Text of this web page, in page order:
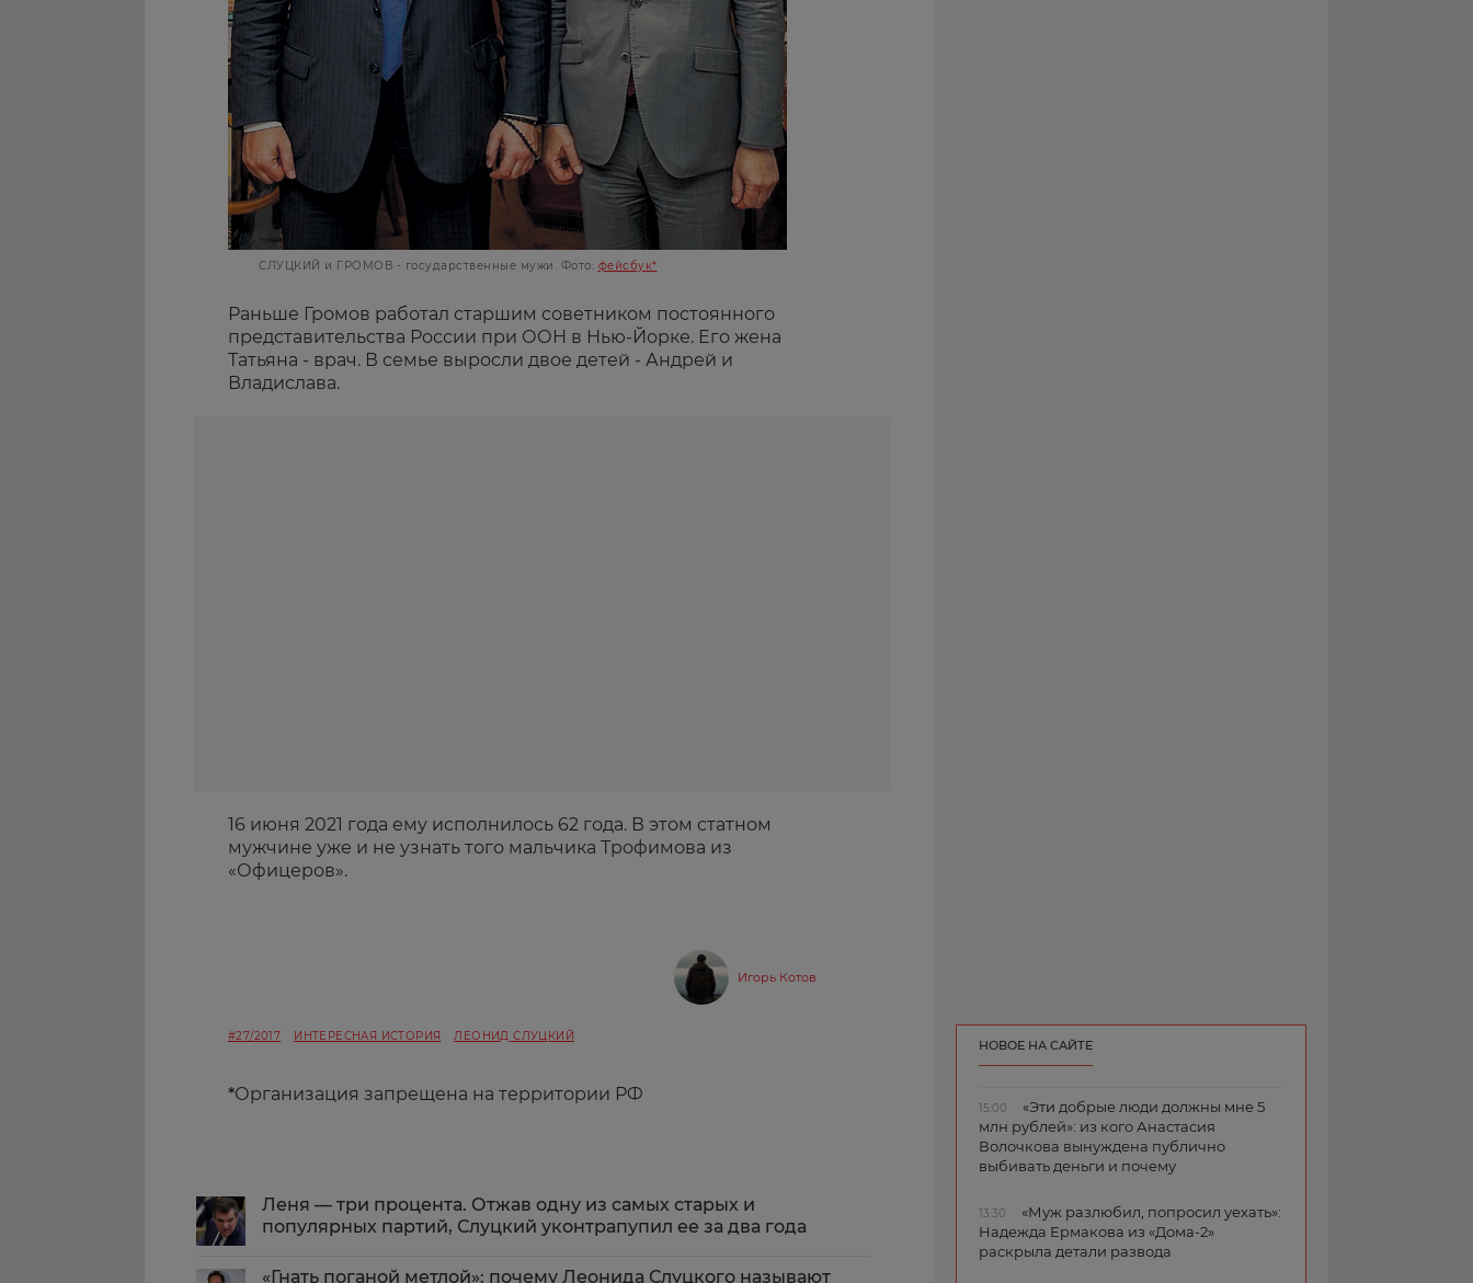
СЛУЦКИЙ и ГРОМОВ - государственные мужи. Фото: фейсбук*
Раньше Громов работал старшим советником постоянного
представительства России при ООН в Нью-Йорке. Его жена
Татьяна - врач. В семье выросли двое детей - Андрей и
Владислава.
16 июня 2021 года ему исполнилось 62 года. В этом статном
мужчине уже и не узнать того мальчика Трофимова из
«Офицеров».
Игорь Котов
#27/2017 ИНТЕРЕСНАЯ ИСТОРИЯ ЛЕОНИД СЛУЦКИЙ
*Организация запрещена на территории РФ
Леня — три процента. Отжав одну из самых старых и
популярных партий, Слуцкий уконтрапупил ее за два года
«Гнать поганой метлой»: почему Леонида Слуцкого называют
НОВОЕ НА САЙТЕ
15:00
«Эти добрые люди должны мне 5
млн рублей»: из кого Анастасия
Волочкова вынуждена публично
выбивать деньги и почему
13:30
«Муж разлюбил, попросил уехать»:
Надежда Ермакова из «Дома-2»
раскрыла детали развода